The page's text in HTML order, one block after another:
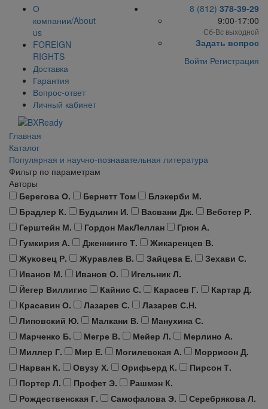
О
компании/About
us
FOREIGN
RIGHTS
Доставка
Гарантия
Вопрос-ответ
Личный кабинет
8 (812) 378-39-29
9:00-17:00
Сб-Вс выходной
Задать вопрос
Войти Регистрация
Главная
Каталог
Популярная и научно-познавательная литература
Фильтр по параметрам
Авторы
Берегова О.
Бернетт Том
Блэкерби М.
Брадлер К.
Будылин И. Васвани Дж.
Вебстер Р.
Герштейн М.
Гордон МакЛеллан
Грюн А.
Гумкирия А.
Дженнингс Т.
Жикаренцев В.
Жуковец Р.
Журавлев В. Зайцева Е.
Зехави С.
Иванов М.
Иванов О.
Игельник Л.
Йегер Виллигис
Кайнис С. Карасев Г.
Картар Д.
Красавин О.
Лазарев С.
Лазарев С.Н.
Липовский Ю.
Малкани В.
Манухина С.
Марченко Б.
Мегре В. Мейер Л.
Мерлино А.
Миллер Г.
Мир Е. Могилевская А.
Моррисон Д.
Нарван К.
Овузу Х. Орифьерд К.
Пирсон Т.
Портер Л.
Профет Э.
Рашмэн К.
Рождественская Г.
Самофалова Э.
Серебрякова Л.